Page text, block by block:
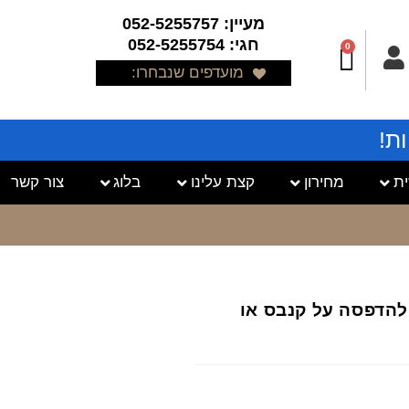
0
מעיין: 052-5255757
חגי: 052-5255754
מועדפים שנבחרו:
מחירון קצת עלינו בלוג צור קשר
להדפסה על קנבס או